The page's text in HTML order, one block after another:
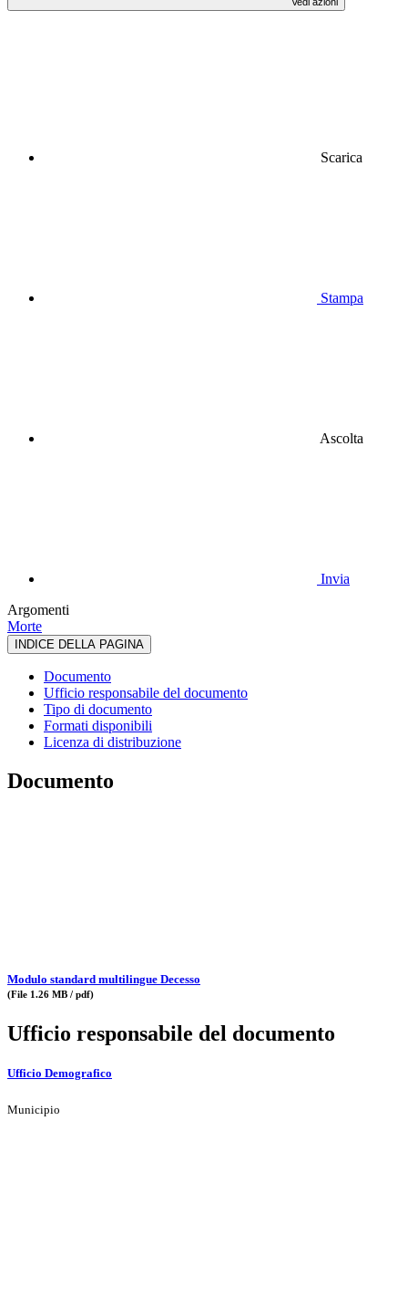
Scarica
Stampa
Ascolta
Invia
Argomenti
Morte
INDICE DELLA PAGINA
Documento
Ufficio responsabile del documento
Tipo di documento
Formati disponibili
Licenza di distribuzione
Documento
Modulo standard multilingue Decesso
(File 1.26 MB / pdf)
Ufficio responsabile del documento
Ufficio Demografico
Municipio